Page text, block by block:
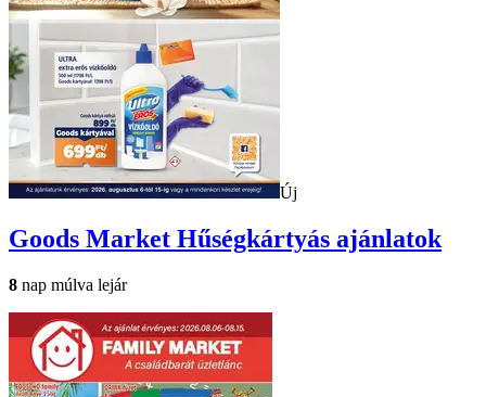
Új
Goods Market Hűségkártyás ajánlatok
8 nap múlva lejár